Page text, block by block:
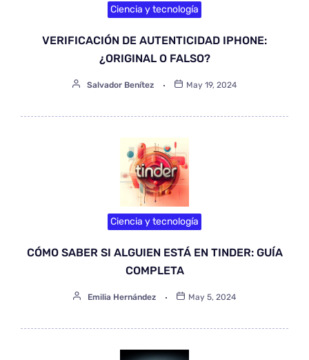
Ciencia y tecnología
VERIFICACIÓN DE AUTENTICIDAD IPHONE:
¿ORIGINAL O FALSO?
Salvador Benítez May 19, 2024
Ciencia y tecnología
CÓMO SABER SI ALGUIEN ESTÁ EN TINDER: GUÍA
COMPLETA
Emilia Hernández May 5, 2024